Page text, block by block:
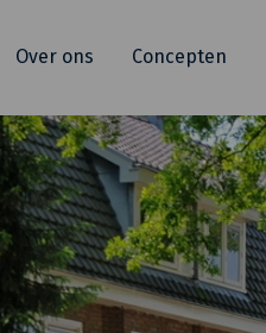
Over ons Concepten